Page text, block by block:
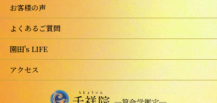
お客様の声
よくあるご質問
園田's LIFE
アクセス